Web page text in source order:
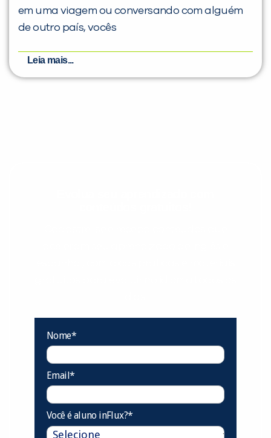
em uma viagem ou conversando com alguém
de outro país, vocês
Leia mais...
Nome*
Email*
Você é aluno inFlux?*